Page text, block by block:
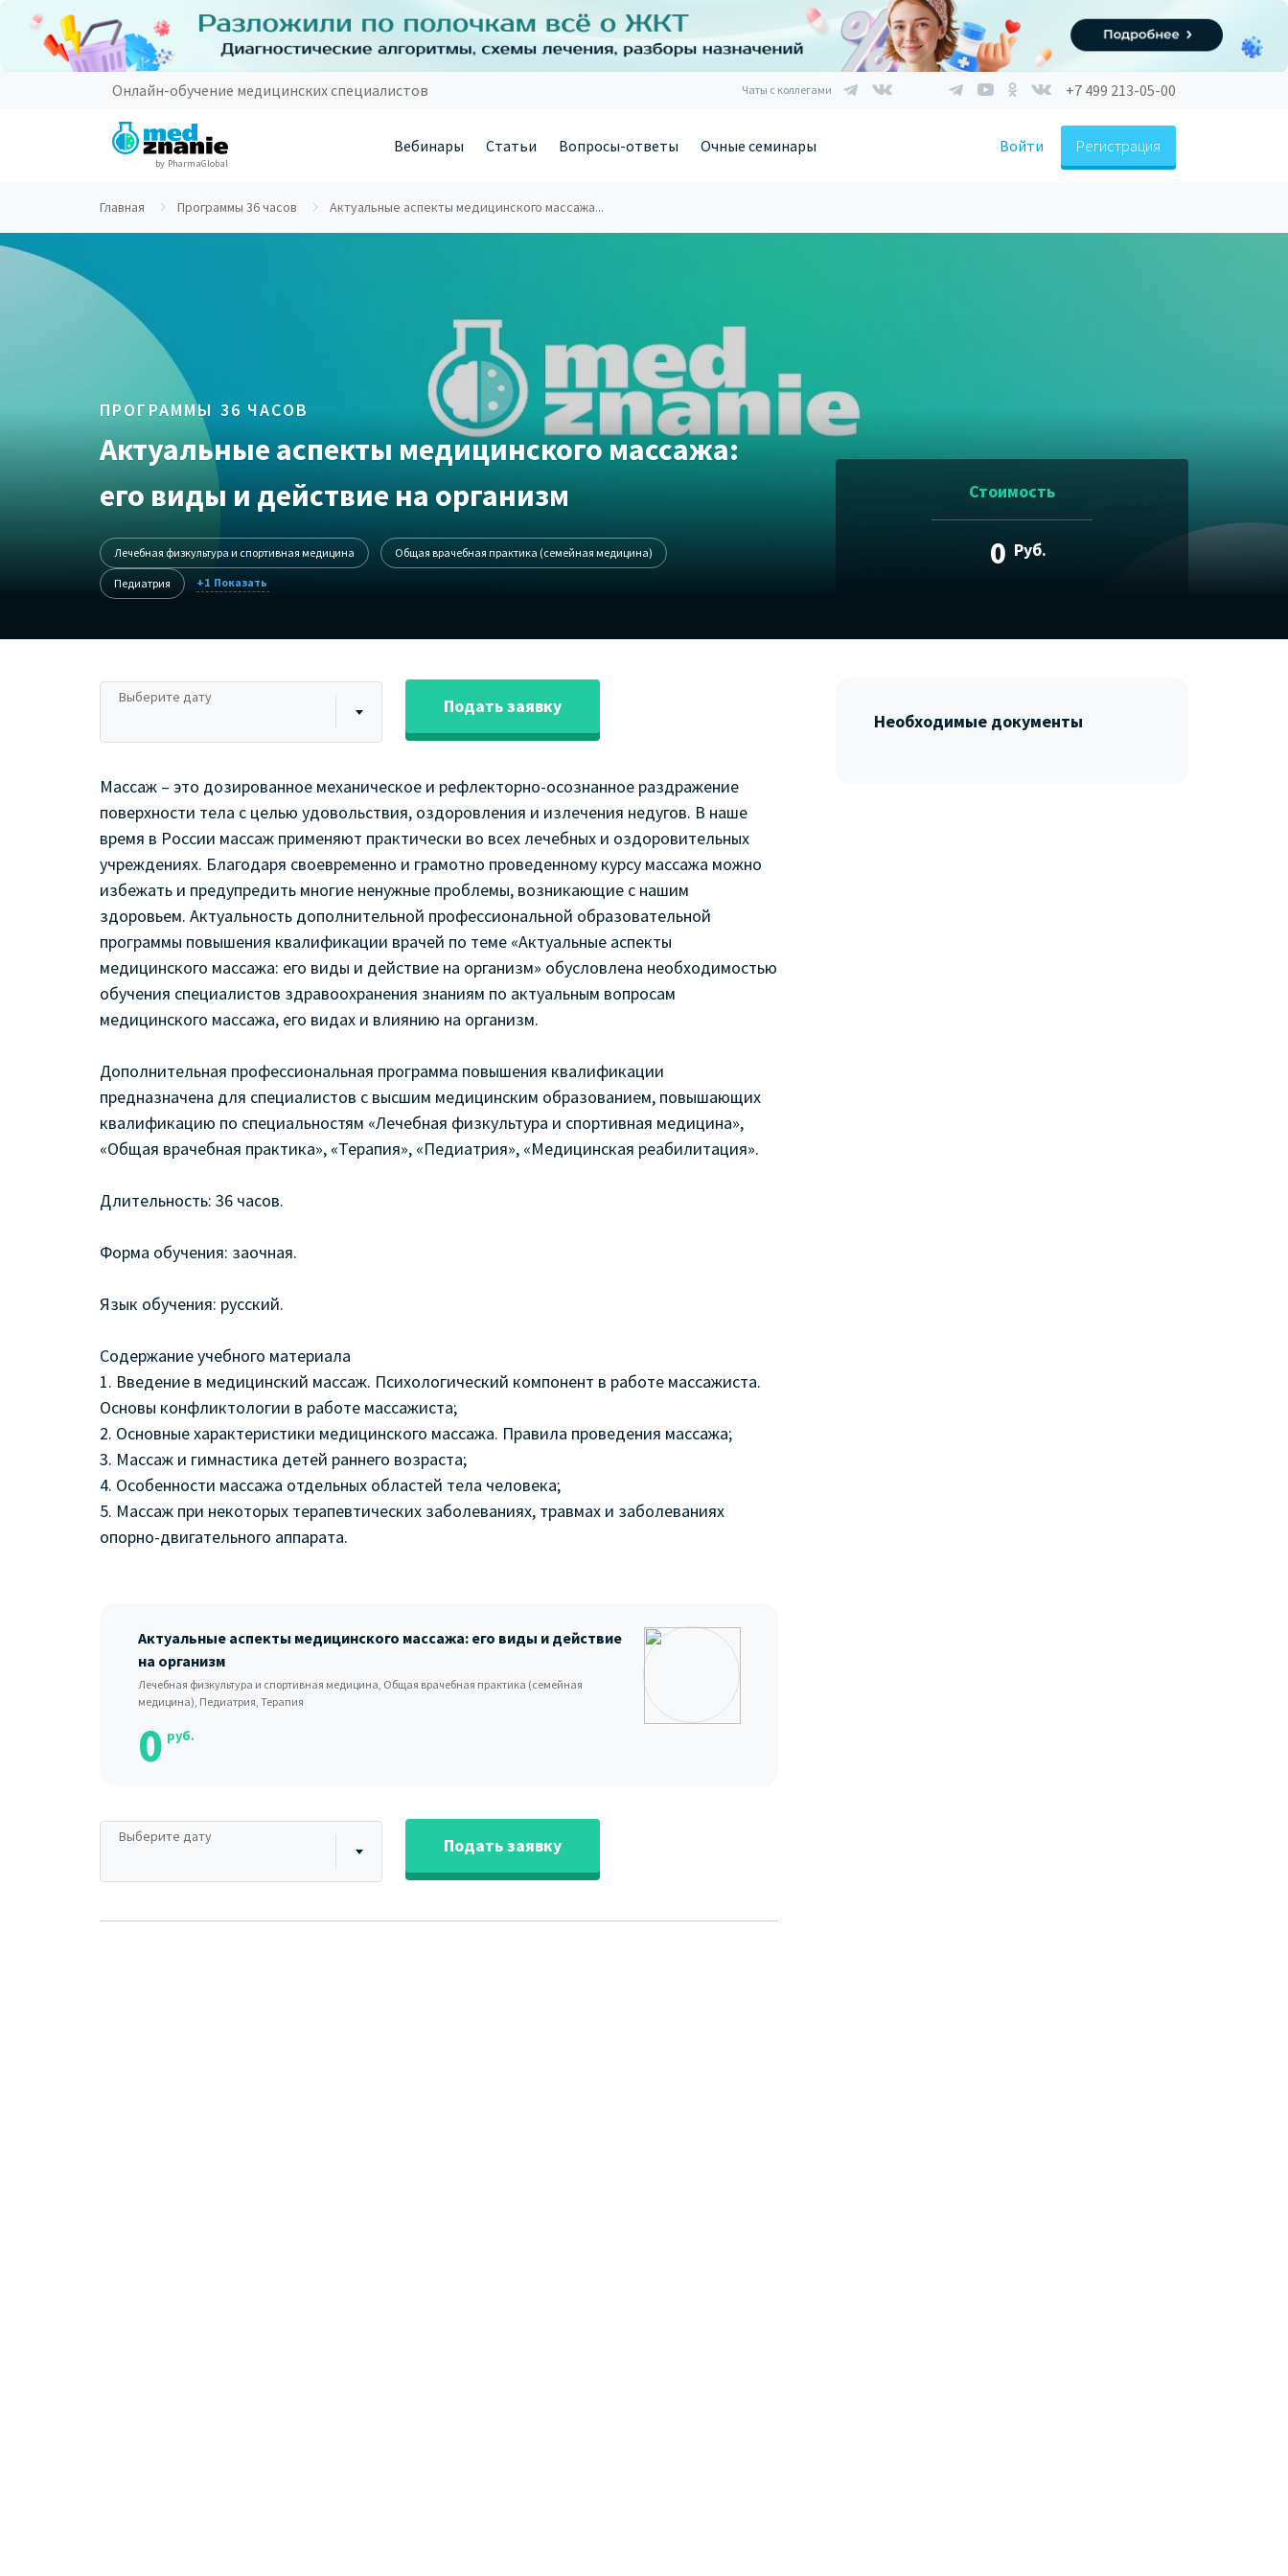
Онлайн-обучение медицинских специалистов Чаты с коллегами +7 499 213-05-00
by PharmaGlobal
Вебинары Статьи Вопросы-ответы Очные семинары Войти Регистрация
Главная Программы 36 часов Актуальные аспекты медицинского массажа...
ПРОГРАММЫ 36 ЧАСОВ
Актуальные аспекты медицинского массажа:
его виды и действие на организм
Лечебная физкультура и спортивная медицина Общая врачебная практика (семейная медицина)
Педиатрия +1
Стоимость
0 Руб.
Выберите дату Подать заявку
Массаж – это дозированное механическое и рефлекторно-осознанное раздражение
поверхности тела с целью удовольствия, оздоровления и излечения недугов. В наше
время в России массаж применяют практически во всех лечебных и оздоровительных
учреждениях. Благодаря своевременно и грамотно проведенному курсу массажа можно
избежать и предупредить многие ненужные проблемы, возникающие с нашим
здоровьем. Актуальность дополнительной профессиональной образовательной
программы повышения квалификации врачей по теме «Актуальные аспекты
медицинского массажа: его виды и действие на организм» обусловлена необходимостью
обучения специалистов здравоохранения знаниям по актуальным вопросам
медицинского массажа, его видах и влиянию на организм.
Дополнительная профессиональная программа повышения квалификации
предназначена для специалистов с высшим медицинским образованием, повышающих
квалификацию по специальностям «Лечебная физкультура и спортивная медицина»,
«Общая врачебная практика», «Терапия», «Педиатрия», «Медицинская реабилитация».
Длительность: 36 часов.
Форма обучения: заочная.
Язык обучения: русский.
Содержание учебного материала
1. Введение в медицинский массаж. Психологический компонент в работе массажиста.
Основы конфликтологии в работе массажиста;
2. Основные характеристики медицинского массажа. Правила проведения массажа;
3. Массаж и гимнастика детей раннего возраста;
4. Особенности массажа отдельных областей тела человека;
5. Массаж при некоторых терапевтических заболеваниях, травмах и заболеваниях
опорно-двигательного аппарата.
Актуальные аспекты медицинского массажа: его виды и действие
на организм
Лечебная физкультура и спортивная медицина, Общая врачебная практика (семейная
медицина), Педиатрия, Терапия
0 руб.
Выберите дату Подать заявку
Необходимые документы